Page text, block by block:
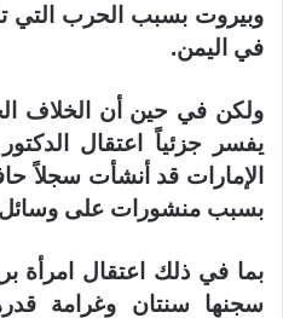
وبيروت بسبب الحرب التي
في اليمن.
ولكن في حين أن الخلاف
يفسر جزئياً اعتقال
الإمارات قد أنشأت سجلاً
بسبب منشورات على وسائل